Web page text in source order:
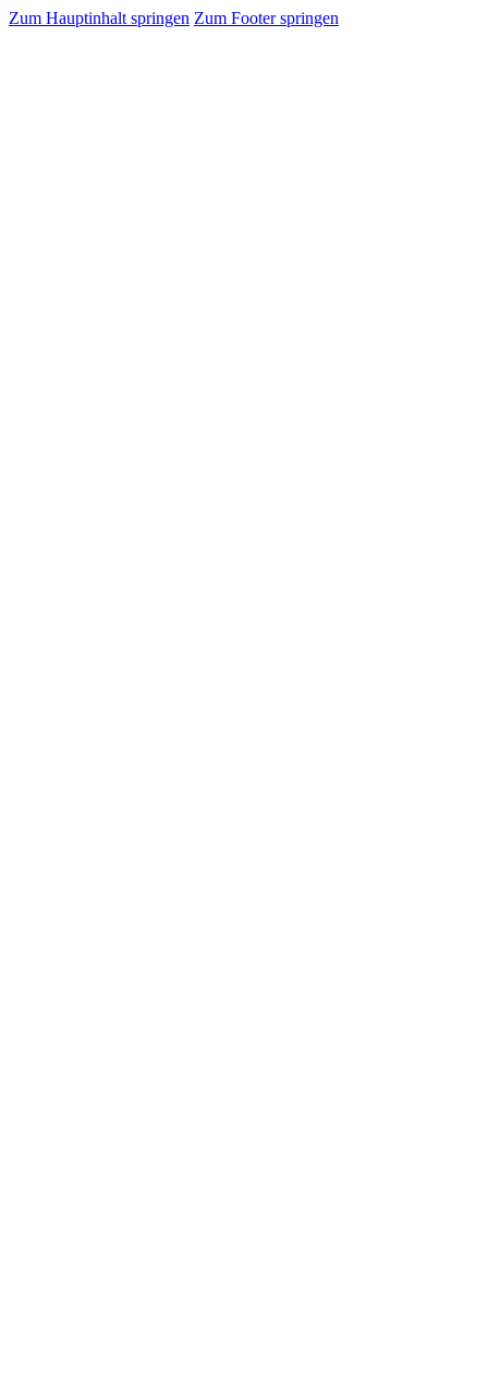
Zum Hauptinhalt springen Zum Footer springen